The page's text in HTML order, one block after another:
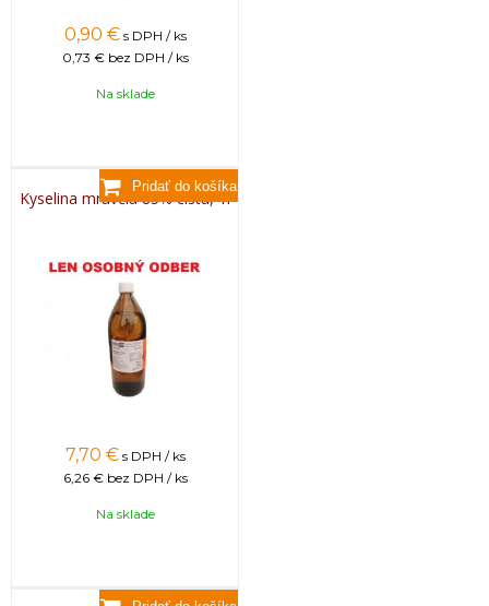
0,90 € s DPH / ks
0,73 € bez DPH / ks
Na sklade
Kyselina mravčia 85% čistá, 1l
7,70 € s DPH / ks
6,26 € bez DPH / ks
Na sklade